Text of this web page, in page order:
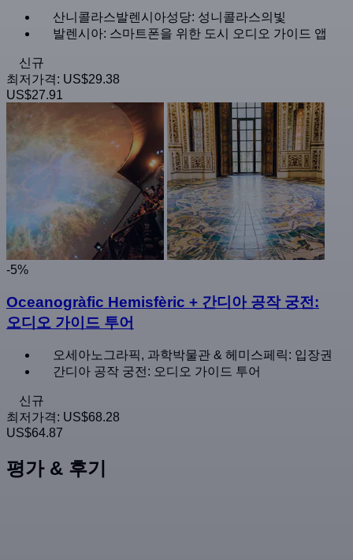
산니콜라스발렌시아성당: 성니콜라스의빛
발렌시아: 스마트폰을 위한 도시 오디오 가이드 앱
신규
최저가격: US$29.38
US$27.91
-5%
Oceanogràfic Hemisfèric + 간디아 공작 궁전:
오디오 가이드 투어
오세아노그라픽, 과학박물관 & 헤미스페릭: 입장권
간디아 공작 궁전: 오디오 가이드 투어
신규
최저가격: US$68.28
US$64.87
평가 & 후기